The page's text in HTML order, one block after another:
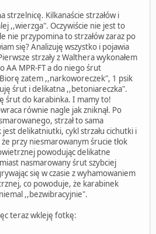
strzelnicę. Kilkanaście strzałów i
,,wierzga". Oczywiście nie jest to
nie przypomina to strzałów zaraz po
się? Analizuję wszystko i pojawia
strzały z Walthera wykonałem
AA MPR-FT a do niego śrut
zatem ,,narkoworeczek", 1 psik
śrut i delikatna ,,betoniareczka".
śrut do karabinka. I mamy to!
równie nagle jak zniknął. Po
strzał to sama
delikatniutki, cykl strzału cichutki i
przy niesmarowanym śrucie tłok
powodując delikatne
nasmarowany śrut szybciej
się w czasie z wyhamowaniem
co powoduje, że karabinek
,,bezwibracyjnie".
teraz wkleję fotkę: